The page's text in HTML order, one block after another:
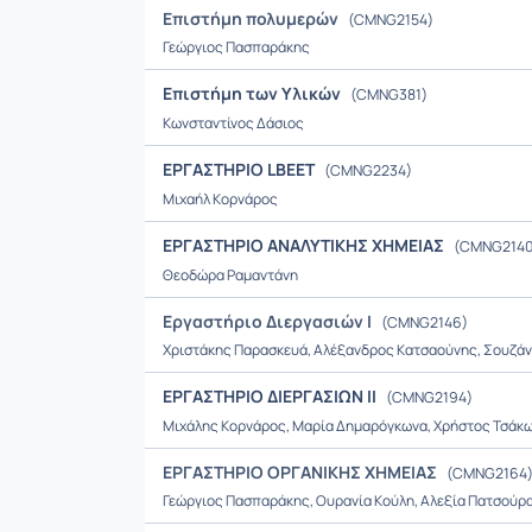
Επιστήμη πολυμερών (CMNG2154)
Γεώργιος Πασπαράκης
Επιστήμη των Υλικών (CMNG381)
Κωνσταντίνος Δάσιος
ΕΡΓΑΣΤΗΡΙΟ LBEET (CMNG2234)
Μιχαήλ Κορνάρος
ΕΡΓΑΣΤΗΡΙΟ ΑΝΑΛΥΤΙΚΗΣ ΧΗΜΕΙΑΣ
Θεοδώρα Ραμαντάνη
Εργαστήριο Διεργασιών I (CMNG2146)
Χριστάκης Παρασκευά, Αλέξανδρος Κατσαούνης,
ΕΡΓΑΣΤΗΡΙΟ ΔΙΕΡΓΑΣΙΩΝ ΙΙ (CMNG2194)
Μιχάλης Κορνάρος, Μαρία Δημαρόγκωνα, Χρήστος
ΕΡΓΑΣΤΗΡΙΟ ΟΡΓΑΝΙΚΗΣ ΧΗΜΕΙΑΣ (CMNG2164)
Γεώργιος Πασπαράκης, Ουρανία Κούλη, Αλεξία